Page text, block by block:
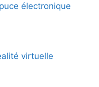
électronique
virtuelle